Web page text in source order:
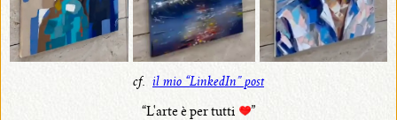
cf. il mio “LinkedIn” post
“L'arte è per tutti